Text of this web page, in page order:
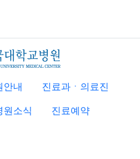
안내
진료과ㆍ의료진
원소식
진료예약